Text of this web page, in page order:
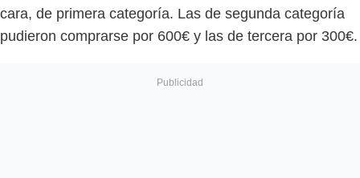
cara, de primera categoría. Las de segunda categoría
pudieron comprarse por 600€ y las de tercera por 300€.